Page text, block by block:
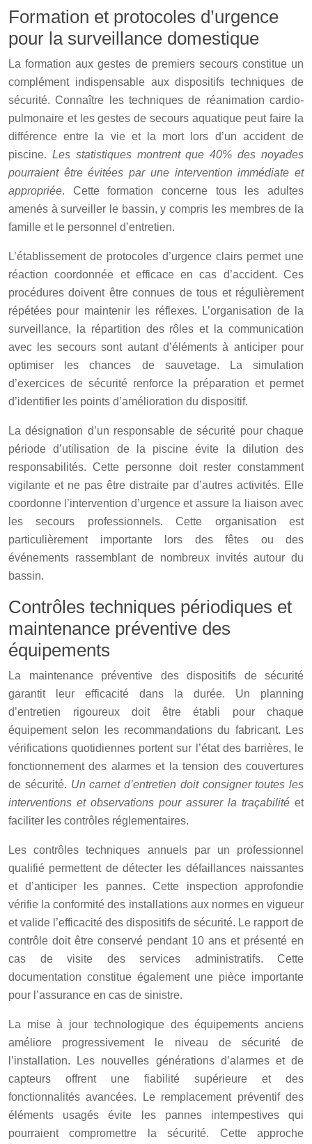
Formation et protocoles d’urgence
pour la surveillance domestique
La formation aux gestes de premiers secours constitue un
complément indispensable aux dispositifs techniques de
sécurité. Connaître les techniques de réanimation cardio-
pulmonaire et les gestes de secours aquatique peut faire la
différence entre la vie et la mort lors d’un accident de
piscine. Les statistiques montrent que 40% des noyades
pourraient être évitées par une intervention immédiate et
appropriée. Cette formation concerne tous les adultes
amenés à surveiller le bassin, y compris les membres de la
famille et le personnel d’entretien.
L’établissement de protocoles d’urgence clairs permet une
réaction coordonnée et efficace en cas d’accident. Ces
procédures doivent être connues de tous et régulièrement
répétées pour maintenir les réflexes. L’organisation de la
surveillance, la répartition des rôles et la communication
avec les secours sont autant d’éléments à anticiper pour
optimiser les chances de sauvetage. La simulation
d’exercices de sécurité renforce la préparation et permet
d’identifier les points d’amélioration du dispositif.
La désignation d’un responsable de sécurité pour chaque
période d’utilisation de la piscine évite la dilution des
responsabilités. Cette personne doit rester constamment
vigilante et ne pas être distraite par d’autres activités. Elle
coordonne l’intervention d’urgence et assure la liaison avec
les secours professionnels. Cette organisation est
particulièrement importante lors des fêtes ou des
événements rassemblant de nombreux invités autour du
bassin.
Contrôles techniques périodiques et
maintenance préventive des
équipements
La maintenance préventive des dispositifs de sécurité
garantit leur efficacité dans la durée. Un planning
d’entretien rigoureux doit être établi pour chaque
équipement selon les recommandations du fabricant. Les
vérifications quotidiennes portent sur l’état des barrières, le
fonctionnement des alarmes et la tension des couvertures
de sécurité. Un carnet d’entretien doit consigner toutes les
interventions et observations pour assurer la traçabilité et
faciliter les contrôles réglementaires.
Les contrôles techniques annuels par un professionnel
qualifié permettent de détecter les défaillances naissantes
et d’anticiper les pannes. Cette inspection approfondie
vérifie la conformité des installations aux normes en vigueur
et valide l’efficacité des dispositifs de sécurité. Le rapport de
contrôle doit être conservé pendant 10 ans et présenté en
cas de visite des services administratifs. Cette
documentation constitue également une pièce importante
pour l’assurance en cas de sinistre.
La mise à jour technologique des équipements anciens
améliore progressivement le niveau de sécurité de
l’installation. Les nouvelles générations d’alarmes et de
capteurs offrent une fiabilité supérieure et des
fonctionnalités avancées. Le remplacement préventif des
éléments usagés évite les pannes intempestives qui
pourraient compromettre la sécurité. Cette approche